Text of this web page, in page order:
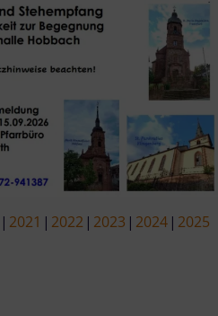
2021 2022 2023 2024 2025